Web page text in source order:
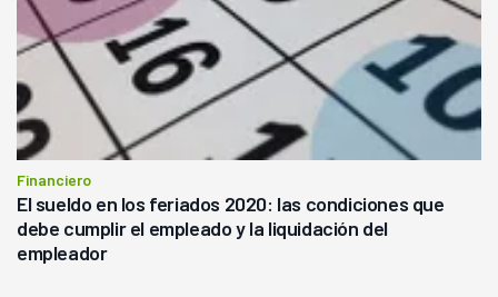
Financiero
El sueldo en los feriados 2020: las condiciones que
debe cumplir el empleado y la liquidación del
empleador